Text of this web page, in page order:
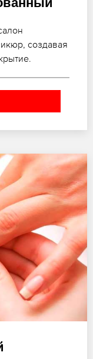
создавая